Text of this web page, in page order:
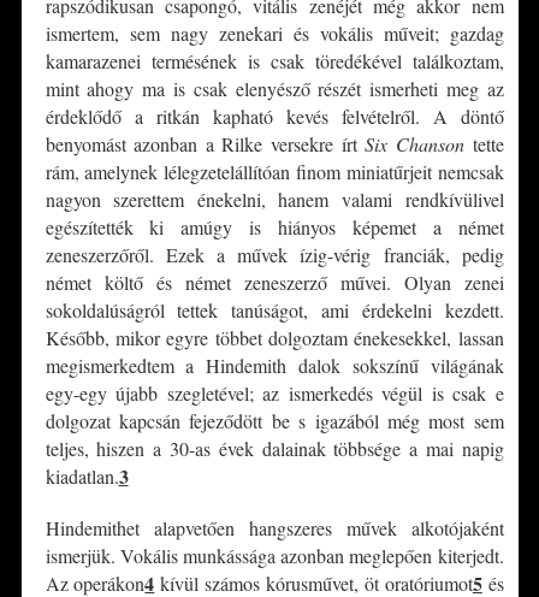
ismertem, sem nagy zenekari és vokális műveit; gazdag
kamarazenei termésének is csak töredékével találkoztam,
mint ahogy ma is csak elenyésző részét ismerheti meg az
érdeklődő a ritkán kapható kevés felvételről. A döntő
benyomást azonban a Rilke versekre írtSix Chanson tette
rám, amelynek lélegzetelállítóan finom miniatűrjeit nemcsak
nagyon szerettem énekelni, hanem valami rendkívülivel
egészítették ki amúgy is hiányos képemet a német
zeneszerzőről. Ezek a művek ízig-vérig franciák, pedig
német költő és német zeneszerző művei. Olyan zenei
sokoldalúságról tettek tanúságot, ami érdekelni kezdett.
Később, mikor egyre többet dolgoztam énekesekkel, lassan
megismerkedtem a Hindemith dalok sokszínű világának
egy-egy újabb szegletével; az ismerkedés végül is csak e
dolgozat kapcsán fejeződött be s igazából még most sem
teljes, hiszen a 30-as évek dalainak többsége a mai napig
kiadatlan.3
Hindemithet alapvetően hangszeres művek alkotójaként
ismerjük. Vokális munkássága azonban meglepően kiterjedt.
Az operákon4 kívül számos kórusművet, öt oratóriumot5és